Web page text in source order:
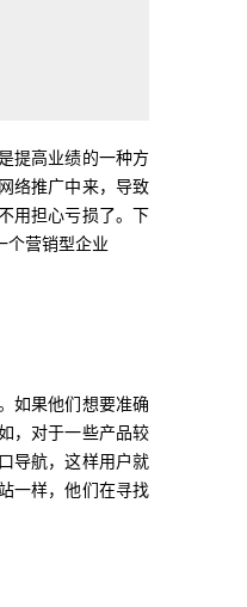
提高业绩的一种方
络推广中来，导致
用担心亏损了。下
个营销型企业
如果他们想要准确
，对于一些产品较
导航，这样用户就
一样，他们在寻找